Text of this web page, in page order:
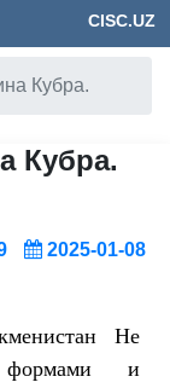
CISC.UZ
Кубра.
Кубра.
2025-01-08
Не
формами и